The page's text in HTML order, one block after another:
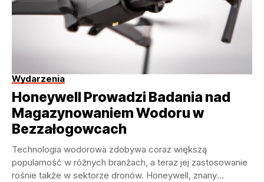
Wydarzenia
Honeywell Prowadzi Badania nad
Magazynowaniem Wodoru w
Bezzałogowcach
Technologia wodorowa zdobywa coraz większą
popularność w różnych branżach, a teraz jej zastosowanie
rośnie także w sektorze dronów. Honeywell, znany